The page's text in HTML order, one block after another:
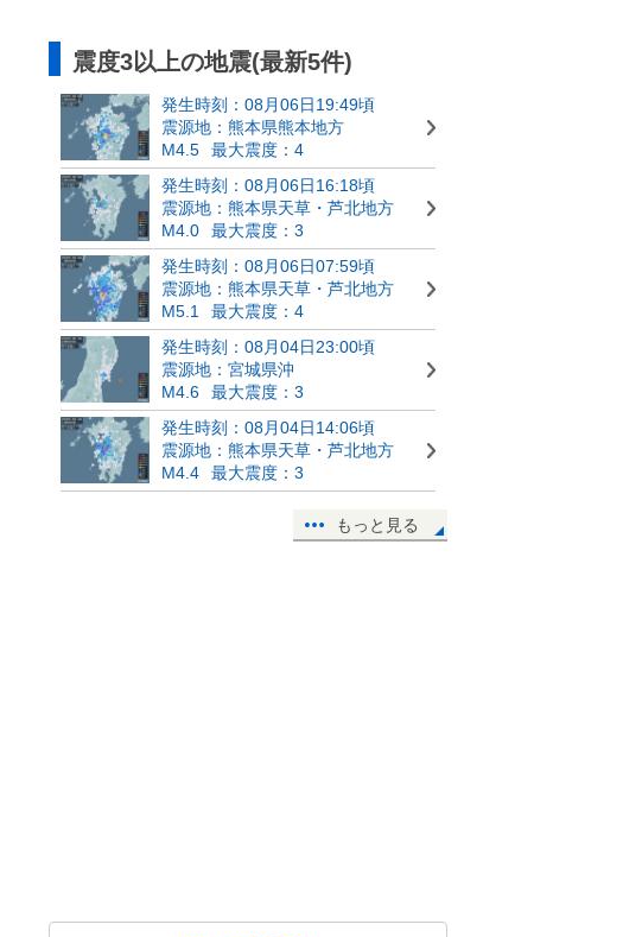
震度3以上の地震(最新5件)
発生時刻：08月06日19:49頃
震源地：熊本県熊本地方
M4.5
最大震度：4
発生時刻：08月06日16:18頃
震源地：熊本県天草・芦北地方
M4.0
最大震度：3
発生時刻：08月06日07:59頃
震源地：熊本県天草・芦北地方
M5.1
最大震度：4
発生時刻：08月04日23:00頃
震源地：宮城県沖
M4.6
最大震度：3
発生時刻：08月04日14:06頃
震源地：熊本県天草・芦北地方
M4.4
最大震度：3
もっと見る